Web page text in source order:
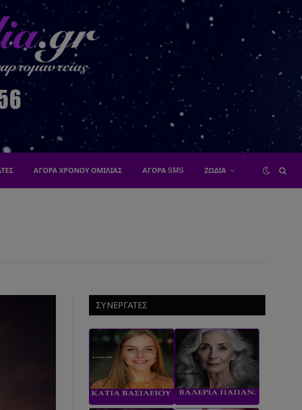
ΑΓΟΡΑ ΧΡΟΝΟΥ ΟΜΙΛΙΑΣ ΑΓΟΡΑ SMS ΖΩΔΙΑ
ΣΥΝΕΡΓΑΤΕΣ